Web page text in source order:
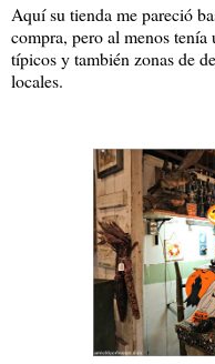
Aquí su tienda me pareció
compra, pero al menos
típicos y también zonas de
locales.